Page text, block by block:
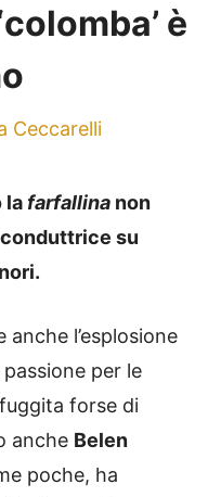
è
Ceccarelli
la farfallina non
su
l’esplosione
per le
forse di
anche Belen
poche, ha